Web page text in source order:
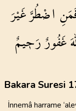
اضْطُرَّغَيْرَ
غَفُورٌرَح۪يمٌ
Bakara Suresi
İnnemâ harrame